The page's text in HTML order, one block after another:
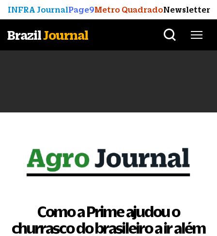
INFRA JournalPage9Metro QuadradoNewsletter
BrazilJournal
Como a Prime ajudou o
churrasco do brasileiro a ir além